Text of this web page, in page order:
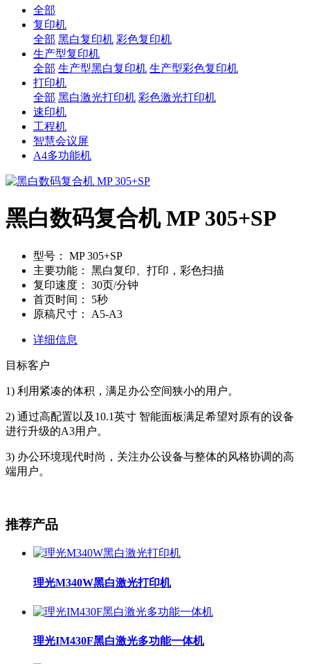
全部
复印机
全部 黑白复印机 彩色复印机
生产型复印机
全部 生产型黑白复印机 生产型彩色复印机
打印机
全部 黑白激光打印机 彩色激光打印机
速印机
工程机
智慧会议屏
A4多功能机
黑白数码复合机 MP 305+SP
型号：
MP 305+SP
主要功能：
黑白复印、打印，彩色扫描
复印速度：
30页/分钟
首页时间：
5秒
原稿尺寸：
A5-A3
详细信息
目标客户
1) 利用紧凑的体积，满足办公空间狭小的用户。
2) 通过高配置以及10.1英寸 智能面板满足希望对原有的设备
进行升级的A3用户。
3) 办公环境现代时尚，关注办公设备与整体的风格协调的高
端用户。
推荐产品
理光M340W黑白激光打印机
理光IM430F黑白激光多功能一体机